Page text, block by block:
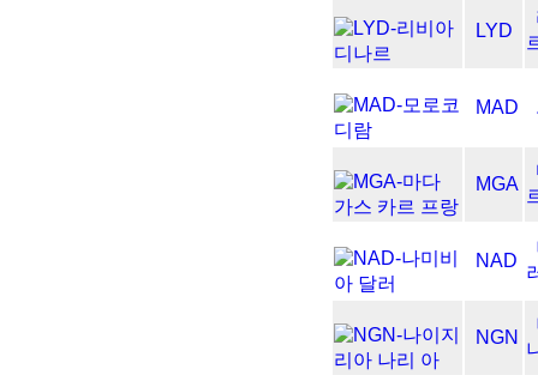
LYD
MAD
MGA
NAD
NGN